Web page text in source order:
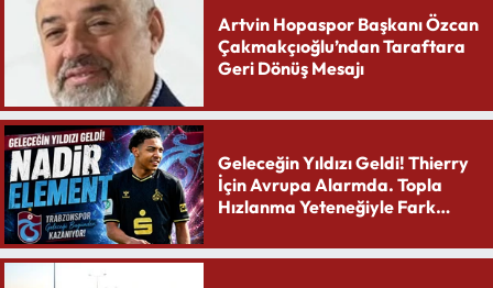
Artvin Hopaspor Başkanı Özcan
Çakmakçıoğlu’ndan Taraftara
Geri Dönüş Mesajı
Geleceğin Yıldızı Geldi! Thierry
İçin Avrupa Alarmda. Topla
Hızlanma Yeteneğiyle Fark